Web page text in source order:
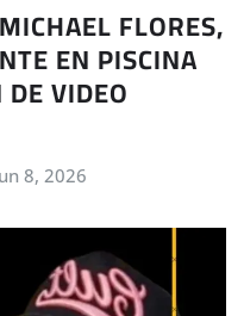
FLORES,
EN PISCINA
VIDEO
8, 2026